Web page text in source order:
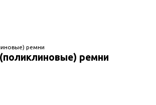
ремни
ремни